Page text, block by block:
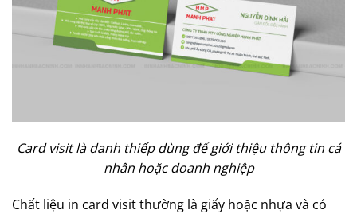
Card visit là danh thiếp dùng để giới thiệu thông tin cá
nhân hoặc doanh nghiệp
Chất liệu in card visit thường là giấy hoặc nhựa và có